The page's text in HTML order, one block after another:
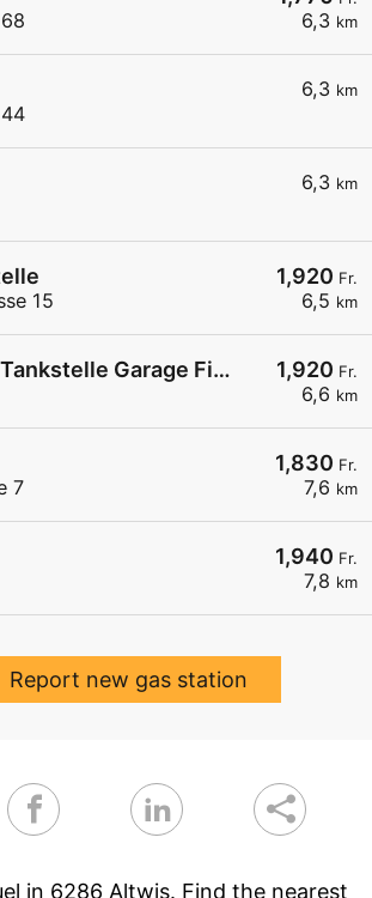
6,3 km
6,3 km
6,3 km
1,920 Fr.
6,5 km
15
1,920 Fr.
6,6 km
Ruedi Rüssel Tankstelle Garage Fischer AG Baldegg
1,830 Fr.
7,6 km
7
1,940 Fr.
7,8 km
Report new gas station
in 6286 Altwis. Find the nearest